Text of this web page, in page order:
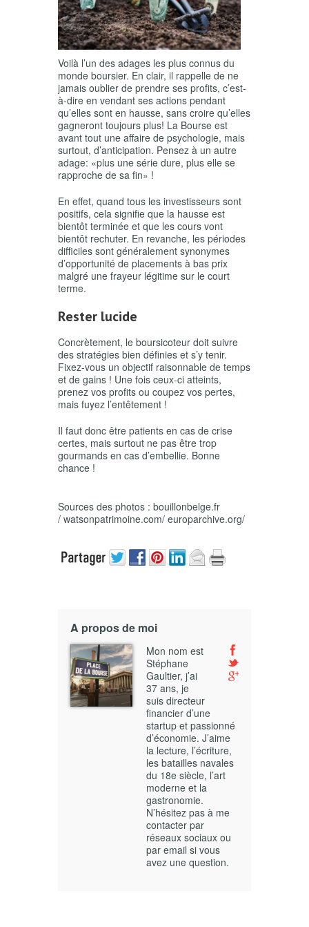
Voilà l’un des adages les plus connus du
monde boursier. En clair, il rappelle de ne
jamais oublier de prendre ses profits, c’est-
à-dire en vendant ses actions pendant
qu’elles sont en hausse, sans croire qu’elles
gagneront toujours plus! La Bourse est
avant tout une affaire de psychologie, mais
surtout, d’anticipation. Pensez à un autre
adage: «plus une série dure, plus elle se
rapproche de sa fin» !
En effet, quand tous les investisseurs sont
positifs, cela signifie que la hausse est
bientôt terminée et que les cours vont
bientôt rechuter. En revanche, les périodes
difficiles sont généralement synonymes
d’opportunité de placements à bas prix
malgré une frayeur légitime sur le court
terme.
Rester lucide
Concrètement, le boursicoteur doit suivre
des stratégies bien définies et s’y tenir.
Fixez-vous un objectif raisonnable de temps
et de gains ! Une fois ceux-ci atteints,
prenez vos profits ou coupez vos pertes,
mais fuyez l’entêtement !
Il faut donc être patients en cas de crise
certes, mais surtout ne pas être trop
gourmands en cas d’embellie. Bonne
chance !
Sources des photos : bouillonbelge.fr
/ watsonpatrimoine.com/ europarchive.org/
A propos de moi
Mon nom est
Stéphane
Gaultier, j’ai
37 ans, je
suis directeur
financier d’une
startup et passionné
d’économie. J’aime
la lecture, l’écriture,
les batailles navales
du 18e siècle, l’art
moderne et la
gastronomie.
N’hésitez pas à me
contacter par
réseaux sociaux ou
par email si vous
avez une question.